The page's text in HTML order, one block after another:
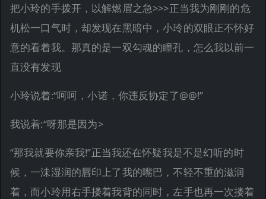
把小玲的手拨开，以解燃眉之急>>>正当我为刚刚的危
机松一口气时，却发现在黑暗中，小玲的双眼正不怀好
意的看着我。那真的是一双勾魂的瞳孔，怎么我以前一
直没有发现
小玲说着:“呵呵，小诺，你违反协定了@@!”
我说着:“呀那是因为>
“那我就要你亲我!”正当我还在怀疑我是不是幻听的时
候，一沬湿润的唇印上了我的嘴巴，不轻不重的滋润
着，而小玲用右手搂着我背的同时，左手也再一次搂着